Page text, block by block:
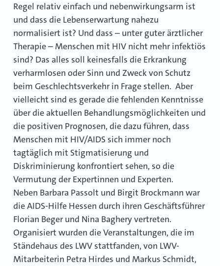
Regel relativ einfach und nebenwirkungsarm ist
und dass die Lebenserwartung nahezu
normalisiert ist? Und dass – unter guter ärztlicher
Therapie – Menschen mit HIV nicht mehr infektiös
sind? Das alles soll keinesfalls die Erkrankung
verharmlosen oder Sinn und Zweck von Schutz
beim Geschlechtsverkehr in Frage stellen. Aber
vielleicht sind es gerade die fehlenden Kenntnisse
über die aktuellen Behandlungsmöglichkeiten und
die positiven Prognosen, die dazu führen, dass
Menschen mit HIV/AIDS sich immer noch
tagtäglich mit Stigmatisierung und
Diskriminierung konfrontiert sehen, so die
Vermutung der Expertinnen und Experten.
Neben Barbara Passolt und Birgit Brockmann war
die AIDS-Hilfe Hessen durch ihren Geschäftsführer
Florian Beger und Nina Baghery vertreten.
Organisiert wurden die Veranstaltungen, die im
Ständehaus des LWV stattfanden, von LWV-
Mitarbeiterin Petra Hirdes und Markus Schmidt,